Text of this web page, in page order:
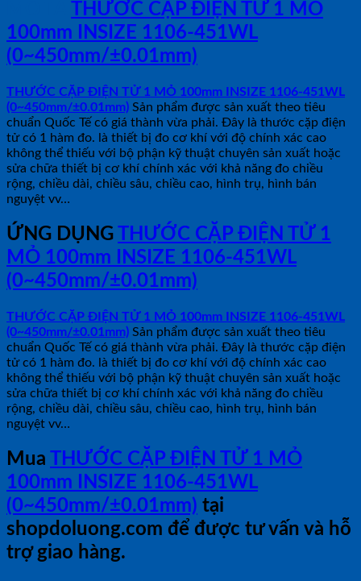
THƯỚC CẶP ĐIỆN TỬ 1 MỎ
100mm INSIZE 1106-451WL
(0~450mm/±0.01mm)
THƯỚC CẶP ĐIỆN TỬ 1 MỎ 100mm INSIZE 1106-451WL
(0~450mm/±0.01mm) Sản phẩm được sản xuất theo tiêu
chuẩn Quốc Tế có giá thành vừa phải. Đây là thước cặp điện
tử có 1 hàm đo. là thiết bị đo cơ khí với độ chính xác cao
không thể thiếu với bộ phận kỹ thuật chuyên sản xuất hoặc
sửa chữa thiết bị cơ khí chính xác với khả năng đo chiều
rộng, chiều dài, chiều sâu, chiều cao, hình trụ, hình bán
nguyệt vv…
ỨNG DỤNG THƯỚC CẶP ĐIỆN TỬ 1
MỎ 100mm INSIZE 1106-451WL
(0~450mm/±0.01mm)
THƯỚC CẶP ĐIỆN TỬ 1 MỎ 100mm INSIZE 1106-451WL
(0~450mm/±0.01mm) Sản phẩm được sản xuất theo tiêu
chuẩn Quốc Tế có giá thành vừa phải. Đây là thước cặp điện
tử có 1 hàm đo. là thiết bị đo cơ khí với độ chính xác cao
không thể thiếu với bộ phận kỹ thuật chuyên sản xuất hoặc
sửa chữa thiết bị cơ khí chính xác với khả năng đo chiều
rộng, chiều dài, chiều sâu, chiều cao, hình trụ, hình bán
nguyệt vv…
Mua THƯỚC CẶP ĐIỆN TỬ 1 MỎ
100mm INSIZE 1106-451WL
(0~450mm/±0.01mm) tại
shopdoluong.com để được tư vấn và hỗ
trợ giao hàng.